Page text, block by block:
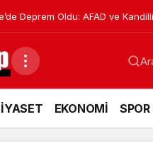
Acı Kayıp “Anne Beni Kurtar” Dedi
EKONOMİ SPOR